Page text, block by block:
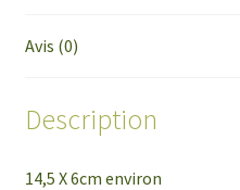
Avis (0)
Description
14,5 X 6cm environ